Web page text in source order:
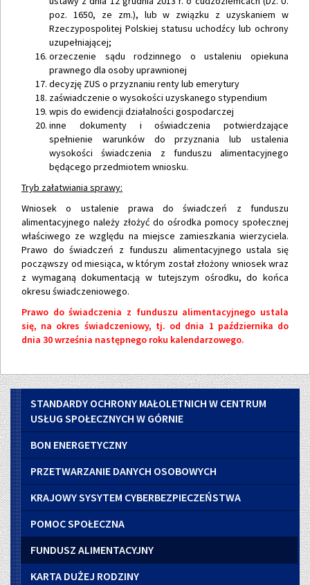
poz. 1650, ze zm.), lub w związku z uzyskaniem w
Rzeczypospolitej Polskiej statusu uchodźcy lub ochrony
uzupełniającej;
orzeczenie sądu rodzinnego o ustaleniu opiekuna
prawnego dla osoby uprawnionej
decyzję ZUS o przyznaniu renty lub emerytury
zaświadczenie o wysokości uzyskanego stypendium
wpis do ewidencji działalności gospodarczej
inne dokumenty i oświadczenia potwierdzające
spełnienie warunków do przyznania lub ustalenia
wysokości świadczenia z funduszu alimentacyjnego
będącego przedmiotem wniosku.
Tryb załatwiania sprawy:
Wniosek o ustalenie prawa do świadczeń z funduszu
alimentacyjnego należy złożyć do ośrodka pomocy społecznej
właściwego ze względu na miejsce zamieszkania wierzyciela.
Prawo do świadczeń z funduszu alimentacyjnego ustala się
począwszy od miesiąca, w którym został złożony wniosek wraz
z wymaganą dokumentacją w tutejszym ośrodku, do końca
okresu świadczeniowego.
Prawo do świadczenia z funduszu alimentacyjnego ustala
się, na okres świadczeniowy, tj. od dnia 1 października do
dnia 30 września następnego roku kalendarzowego.
Menu
boczne
STANDARDY OCHRONY MAŁOLETNICH W CENTRUM
USŁUG SPOŁECZNYCH W GÓRNIE
BON ENERGETYCZNY
PRZETWARZANIE DANYCH OSOBOWYCH
KRAJOWY SYSYTEM CYBERBEZPIECZEŃSTWA
POMOC SPOŁECZNA
FUNDUSZ ALIMENTACYJNY
KARTA DUŻEJ RODZINY